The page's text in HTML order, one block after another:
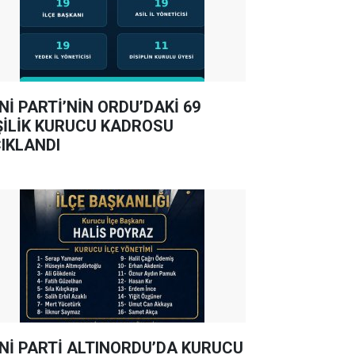
PARTİ’NİN ORDU’DAKİ 69
KURUCU KADROSU
PARTİ ALTINORDU’DA KURUCU